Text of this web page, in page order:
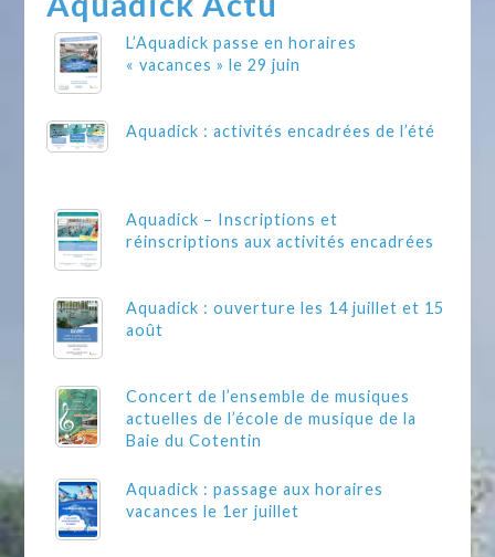
L’Aquadick passe en horaires
« vacances » le 29 juin
Aquadick : activités encadrées de l’été
Aquadick – Inscriptions et
réinscriptions aux activités encadrées
Aquadick : ouverture les 14 juillet et 15
août
Concert de l’ensemble de musiques
actuelles de l’école de musique de la
Baie du Cotentin
Aquadick : passage aux horaires
vacances le 1er juillet